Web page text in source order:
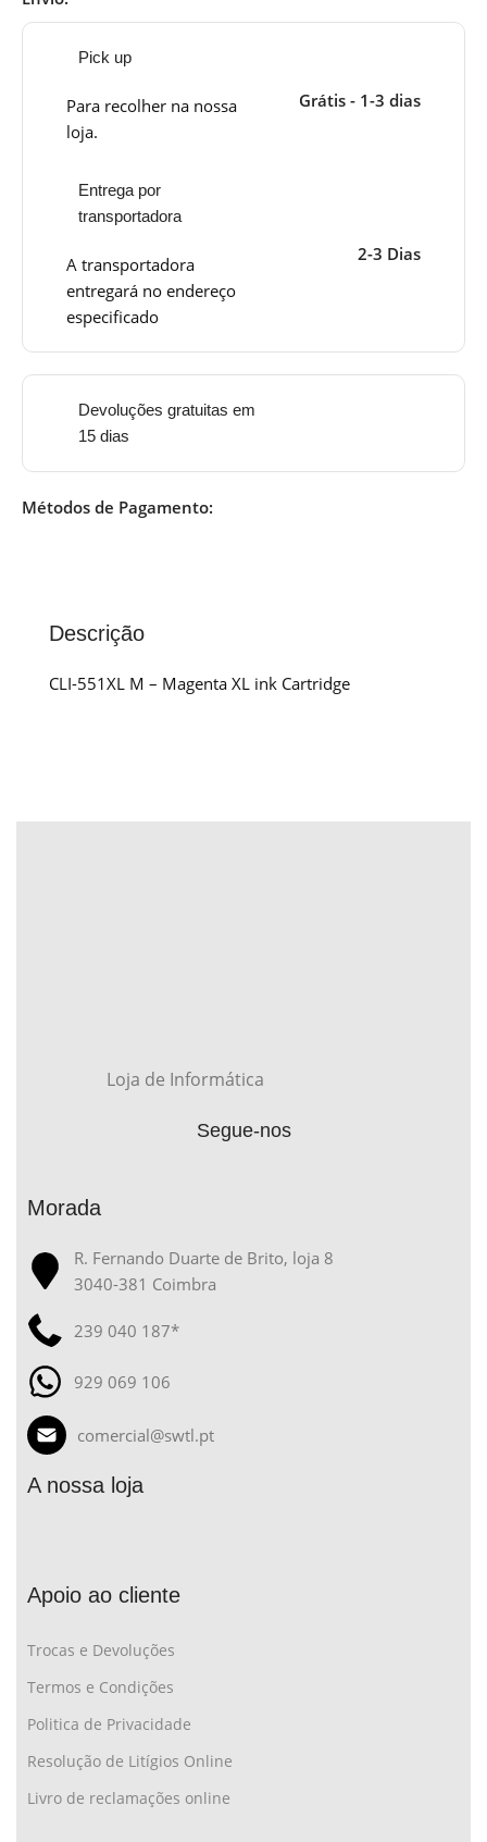
Pick up
Para recolher na nossa
loja.
Grátis - 1-3 dias
Entrega por
transportadora
A transportadora
entregará no endereço
especificado
2-3 Dias
Devoluções gratuitas em
15 dias
Métodos de Pagamento:
Descrição
CLI-551XL M – Magenta XL ink Cartridge
Loja de Informática
Segue-nos
Morada
R. Fernando Duarte de Brito, loja 8
3040-381 Coimbra
239 040 187*
929 069 106
comercial@swtl.pt
A nossa loja
Apoio ao cliente
Trocas e Devoluções
Termos e Condições
Politica de Privacidade
Resolução de Litígios Online
Livro de reclamações online